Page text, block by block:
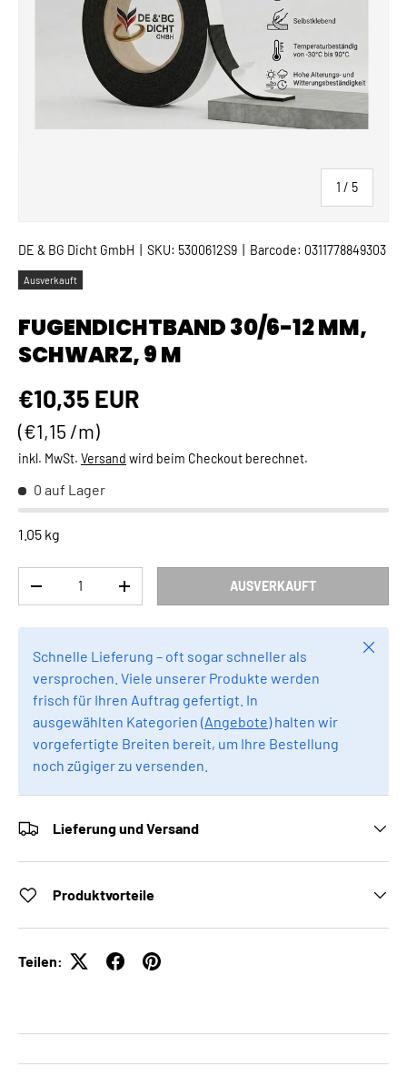
1 / von
5
DE & BG Dicht GmbH SKU: 5300612S9 Barcode: 0311778849303
Ausverkauft
FUGENDICHTBAND 30/6-12 MM,
SCHWARZ, 9 M
Normaler Preis
€10,35 EUR
Grundpreis
€1,15 /m
inkl. MwSt. Versand wird beim Checkout berechnet.
0 auf Lager
1.05 kg
MENGE VERRINGERNMENGE ERHÖHEN AUSVERKAUFT
Schnelle Lieferung – oft sogar schneller als
versprochen. Viele unserer Produkte werden
frisch für Ihren Auftrag gefertigt. In
ausgewählten Kategorien (Angebote) halten wir
vorgefertigte Breiten bereit, um Ihre Bestellung
noch zügiger zu versenden.
Lieferung und Versand
Produktvorteile
Teilen: